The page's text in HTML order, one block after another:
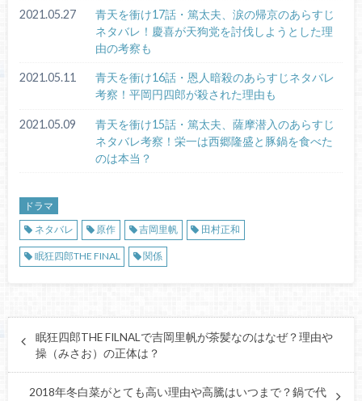
2021.05.27
青天を衝け17話・篤太夫、涙の帰京のあらすじ
ネタバレ！慶喜が天狗党を討伐しようとした理
由の考察も
2021.05.11
青天を衝け16話・恩人暗殺のあらすじネタバレ
考察！平岡円四郎が殺された理由も
2021.05.09
青天を衝け15話・篤太夫、薩摩潜入のあらすじ
ネタバレ考察！栄一は西郷隆盛と豚鍋を食べた
のは本当？
ドラマ
ネタバレ
原作 吉岡里帆 田村正和
眠狂四郎THE FINAL 関係
眠狂四郎THE FILNALで吉岡里帆が茶髪なのはなぜ？理由や
操（みさお）の正体は？
2018年冬白菜がとても高い理由や高騰はいつまで？鍋で代